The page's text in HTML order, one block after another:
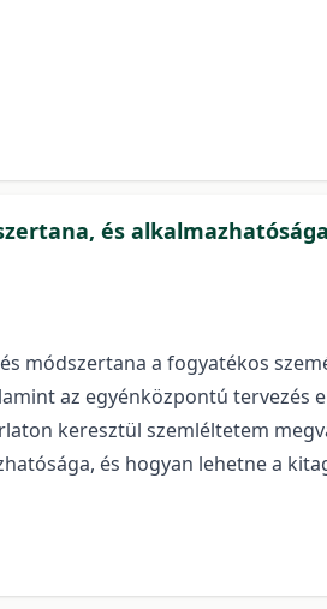
és
módszertana a fogyatékos
az egyénközpontú tervezés
keresztül szemléltetem
és hogyan lehetne a